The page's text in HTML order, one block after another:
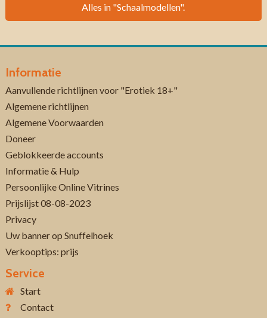
Alles in "Schaalmodellen".
Informatie
Aanvullende richtlijnen voor "Erotiek 18+"
Algemene richtlijnen
Algemene Voorwaarden
Doneer
Geblokkeerde accounts
Informatie & Hulp
Persoonlijke Online Vitrines
Prijslijst 08-08-2023
Privacy
Uw banner op Snuffelhoek
Verkooptips: prijs
Service
Start
Contact